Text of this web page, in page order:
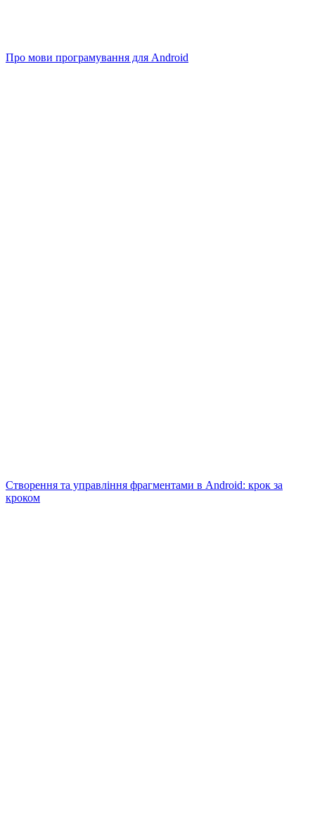
Про мови програмування для Android
Створення та управління фрагментами в Android: крок за
кроком